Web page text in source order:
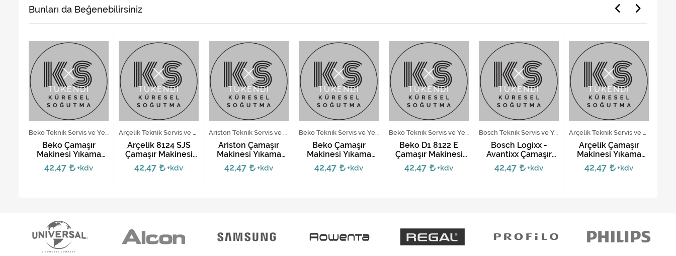
Bunları da Beğenebilirsiniz
TÜKENDİ
Beko Teknik Servis ve Yedek Parça Hizmetleri
Beko Çamaşır
Makinesi Yıkama
Motoru - 10 Soket
42,47 +kdv
TÜKENDİ
Arçelik Teknik Servis ve Yedek Parça Hizmetleri
Arçelik 8124 SJS
Çamaşır Makinesi
Yıkama Motoru
42,47 +kdv
TÜKENDİ
Ariston Teknik Servis ve Yedek Parça Hizmetleri
Ariston Çamaşır
Makinesi Yıkama
Motoru
42,47 +kdv
TÜKENDİ
Beko Teknik Servis ve Yedek Parça Hizmetleri
Beko Çamaşır
Makinesi Yıkama
Motoru - 8 Soket
42,47 +kdv
TÜKENDİ
Beko Teknik Servis ve Yedek Parça Hizmetleri
Beko D1 8122 E
Çamaşır Makinesi
Yıkama Motoru
42,47 +kdv
TÜKENDİ
Bosch Teknik Servis ve Yedek Parça Hizmetleri
Bosch Logixx -
Avantixx Çamaşır
Makinesi Motoru - 6
Soket Kartlı
42,47 +kdv
TÜKENDİ
Arçelik Teknik Servis ve Yedek Parça Hizmetleri
Arçelik Çamaşır
Makinesi Yıkama
Motoru (10 Soket
Kısa Ayak)
42,47 +kdv